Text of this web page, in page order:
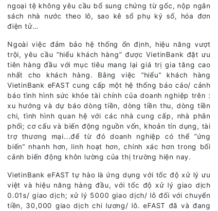
ngoại tệ không yêu cầu bổ sung chứng từ gốc, nộp ngân
sách nhà nước theo lô, sao kê sổ phụ ký số, hóa đơn
điện tử…
Ngoài việc đảm bảo hệ thống ổn định, hiệu năng vượt
trội, yêu cầu “hiểu khách hàng” được VietinBank đặt ưu
tiên hàng đầu với mục tiêu mang lại giá trị gia tăng cao
nhất cho khách hàng. Bằng việc “hiểu” khách hàng
VietinBank eFAST cung cấp một hệ thống báo cáo/ cảnh
báo tình hình sức khỏe tài chính của doanh nghiệp trên :
xu hướng và dự báo dòng tiền, dòng tiền thu, dòng tiền
chi, tình hình quan hệ với các nhà cung cấp, nhà phân
phối; cơ cấu và biến động nguồn vốn, khoản tín dụng, tài
trợ thương mại...để từ đó doanh nghiệp có thể “ứng
biến” nhanh hơn, linh hoạt hơn, chính xác hơn trong bối
cảnh biến động khôn lường của thị trường hiện nay.
VietinBank eFAST tự hào là ứng dụng với tốc độ xử lý ưu
việt và hiệu năng hàng đầu, với tốc độ xử lý giao dịch
0.01s/ giao dịch; xử lý 5000 giao dịch/ lô đối với chuyển
tiền, 30,000 giao dịch chi lương/ lô. eFAST đã và đang